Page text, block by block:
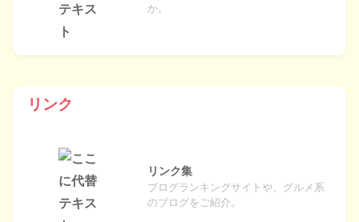
か。
リンク
リンク集
ブログランキングサイトや、グルメ系
のブログをご紹介。